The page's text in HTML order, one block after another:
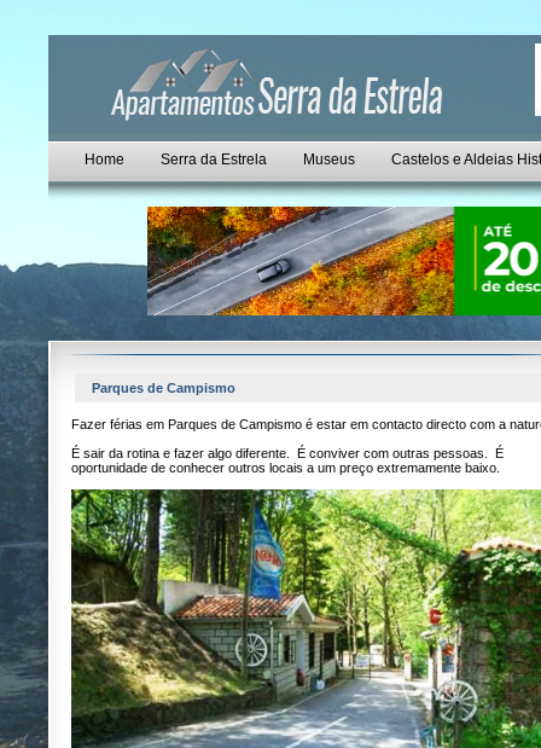
Home Serra da Estrela Museus Castelos e Aldeias
Parques de Campismo
Fazer férias em Parques de Campismo é estar em contacto directo com a
É sair da rotina e fazer algo diferente. É conviver com outras pessoas. É
oportunidade de conhecer outros locais a um preço extremamente baixo.